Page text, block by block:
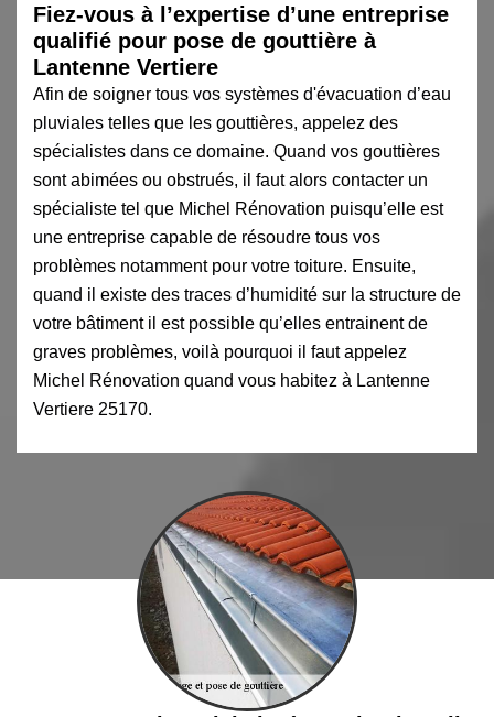
Fiez-vous à l’expertise d’une entreprise
qualifié pour pose de gouttière à
Lantenne Vertiere
Afin de soigner tous vos systèmes d'évacuation d’eau
pluviales telles que les gouttières, appelez des
spécialistes dans ce domaine. Quand vos gouttières
sont abimées ou obstrués, il faut alors contacter un
spécialiste tel que Michel Rénovation puisqu’elle est
une entreprise capable de résoudre tous vos
problèmes notamment pour votre toiture. Ensuite,
quand il existe des traces d’humidité sur la structure de
votre bâtiment il est possible qu’elles entrainent de
graves problèmes, voilà pourquoi il faut appelez
Michel Rénovation quand vous habitez à Lantenne
Vertiere 25170.